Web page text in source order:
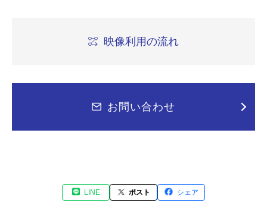
映像利用の流れ
お問い合わせ
LINE ポスト シェア